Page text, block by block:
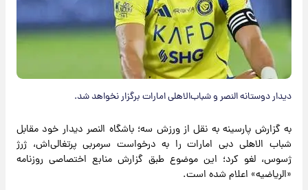
دیدار دوستانه النصر و شباب‌الاهلی امارات برگزار نخواهد شد.
به گزارش پارسینه به نقل از ورزش سه؛ باشگاه النصر دیدار خود مقابل
شباب الاهلی دبی امارات را به درخواست سرمربی پرتغالی‌اش، ژرژ
ژسوس، لغو کرد؛ این موضوع طبق گزارش منابع اختصاصی روزنامه
«الریاضیه» اعلام شده است.